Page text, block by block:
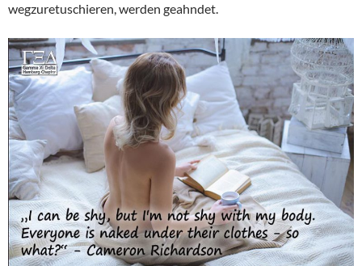
wegzuretuschieren, werden geahndet.